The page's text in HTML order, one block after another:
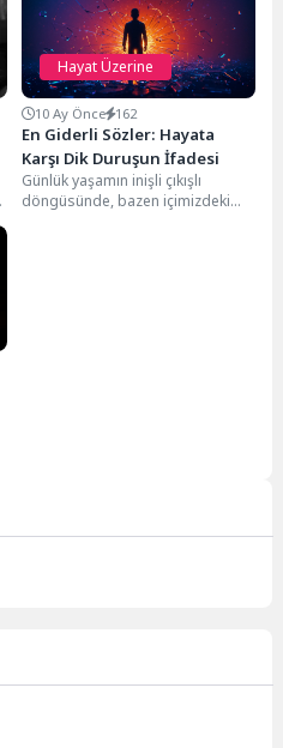
Hayat Üzerine
10 Ay Önce 162
En Giderli Sözler: Hayata
Karşı Dik Duruşun İfadesi
Günlük yaşamın inişli çıkışlı
döngüsünde, bazen içimizdeki